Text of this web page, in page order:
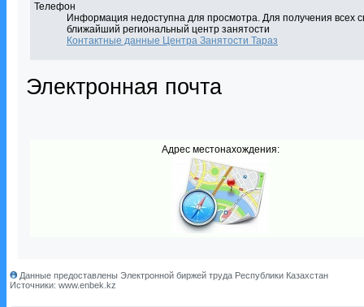
Телефон
Информация недоступна для просмотра. Для получения всех
ближайший региональный центр занятости
Контактные данные Центра Занятости Тараз
Электронная почта
Адрес местонахождения:
Данные предоставлены Электронной биржей труда Республики Казахстан
Источники: www.enbek.kz